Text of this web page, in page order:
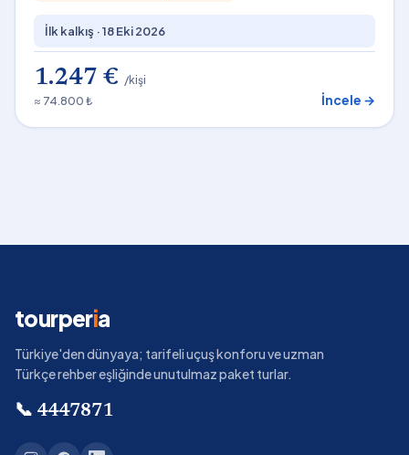
İlk kalkış ·18 Eki 2026
1.247 € /kişi
≈ 74.800 ₺
İncele →
tourperia
Türkiye'den dünyaya; tarifeli uçuş konforu ve uzman
Türkçe rehber eşliğinde unutulmaz paket turlar.
📞 4447871